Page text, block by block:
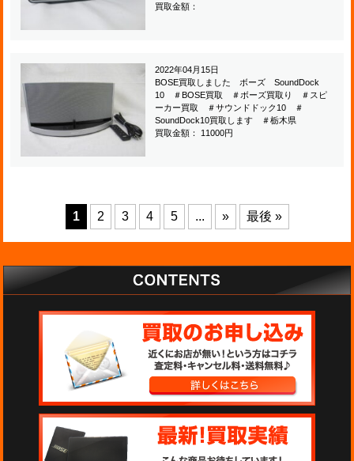
買取金額：
2022年04月15日
BOSE買取しました ボーズ SoundDock
10 ＃BOSE買取 ＃ボーズ買取り ＃スピ
ーカー買取 ＃サウンドドック10 ＃
SoundDock10買取します ＃栃木県
買取金額： 11000円
1 2 3 4 5 ... » 最後 »